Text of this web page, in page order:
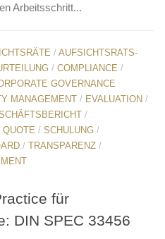
Arbeitsschritt...
/ AUFSICHTSRATS-
/ COMPLIANCE /
GOVERNANCE
MANAGEMENT / EVALUATION /
/
QUOTE / SCHULUNG /
/ TRANSPARENZ /
für
DIN SPEC 33456